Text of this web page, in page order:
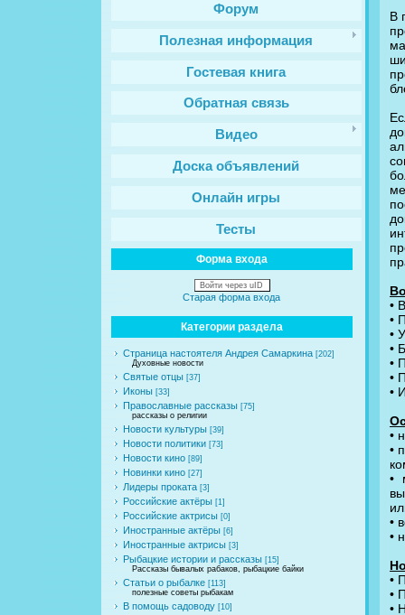
Форум
Полезная информация
Гостевая книга
Обратная связь
Видео
Доска объявлений
Онлайн игры
Тесты
Форма входа
Войти через uID
Старая форма входа
Категории раздела
Страница настоятеля Андрея Самаркина [202]
Духовные новости
Святые отцы [37]
Иконы [33]
Православные рассказы [75]
рассказы о религии
Новости культуры [39]
Новости политики [73]
Новости кино [89]
Новинки кино [27]
Лидеры проката [3]
Российские актёры [1]
Российские актрисы [0]
Иностранные актёры [6]
Иностранные актрисы [3]
Рыбацкие истории и рассказы [15]
Рассказы бывалых рабаков, рыбацкие байки
Статьи о рыбалке [113]
полезные советы рыбакам
В помощь садоводу [10]
В
•
•
•
•
•
•
•
•
•
•
•
•
•
•
•